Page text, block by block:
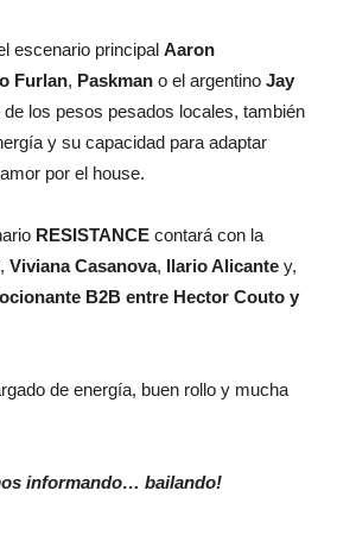
escenario principal Aaron
Furlan, Paskman o el argentino Jay
de los pesos pesados locales, también
y su capacidad para adaptar
por el house.
RESISTANCE contará con la
, Viviana Casanova, Ilario Alicante y,
B2B entre Hector Couto y
de energía, buen rollo y mucha
informando… bailando!